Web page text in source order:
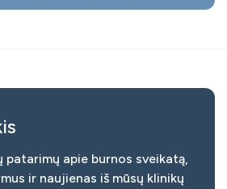
patarimų apie burnos sveikatą,
ir naujienas iš mūsų klinikų